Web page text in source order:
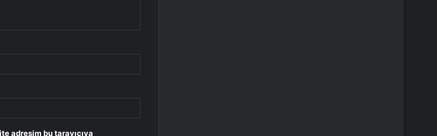
adresim bu tarayıcıya